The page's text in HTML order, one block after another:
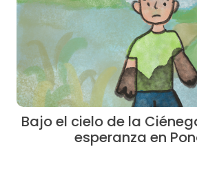
Bajo el cielo de la
esperanza en